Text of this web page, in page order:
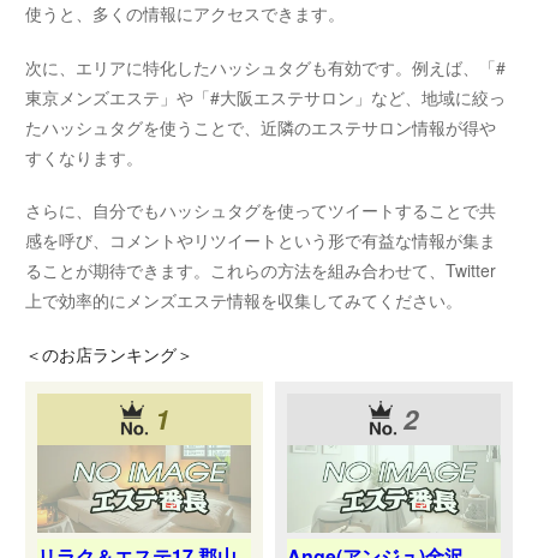
使うと、多くの情報にアクセスできます。
次に、エリアに特化したハッシュタグも有効です。例えば、「#
東京メンズエステ」や「#大阪エステサロン」など、地域に絞っ
たハッシュタグを使うことで、近隣のエステサロン情報が得や
すくなります。
さらに、自分でもハッシュタグを使ってツイートすることで共
感を呼び、コメントやリツイートという形で有益な情報が集ま
ることが期待できます。これらの方法を組み合わせて、Twitter
上で効率的にメンズエステ情報を収集してみてください。
＜のお店ランキング＞
1 2